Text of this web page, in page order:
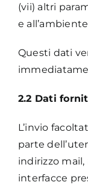
(vii) altri
e
Questi dati
2.2 Dati
L’invio
parte
indirizzo
interfacce